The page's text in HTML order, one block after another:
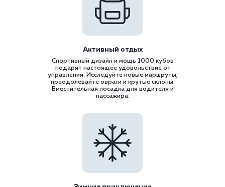
Активный отдых
Спортивный дизайн и мощь 1000 кубов
подарят настоящее удовольствие от
управления. Исследуйте новые маршруты,
преодолевайте овраги и крутые склоны.
Вместительная посадка для водителя и
пассажира.